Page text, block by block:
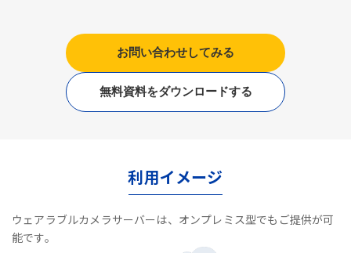
お問い合わせしてみる
無料資料をダウンロードする
利用イメージ
ウェアラブルカメラサーバーは、オンプレミス型でもご提供が可
能です。